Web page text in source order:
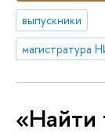
выпускники
магистратура
«Найти